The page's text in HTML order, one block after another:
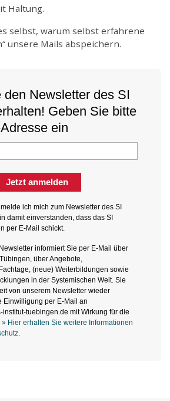
Haltung.
selbst, warum selbst erfahrene
unsere Mails abspeichern.
den Newsletter des SI
Geben Sie bitte
ein
Jetzt anmelden
ich mich zum Newsletter des SI
damit einverstanden, dass das SI
per E-Mail schickt.
informiert Sie per E-Mail über
über Angebote,
(neue) Weiterbildungen sowie
in der Systemischen Welt. Sie
von unserem Newsletter wieder
Einwilligung per E-Mail an
institut-tuebingen.de mit Wirkung für die
» Hier erhalten Sie weitere Informationen